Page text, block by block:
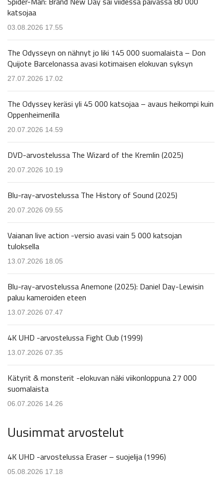
katsojaa
03.08.2026 17.55
The Odysseyn on nähnyt jo liki 145 000 suomalaista – Don
Quijote Barcelonassa avasi kotimaisen elokuvan syksyn
27.07.2026 17.02
The Odyssey keräsi yli 45 000 katsojaa – avaus heikompi kuin
Oppenheimerilla
20.07.2026 14.59
DVD-arvostelussa The Wizard of the Kremlin (2025)
20.07.2026 10.19
Blu-ray-arvostelussa The History of Sound (2025)
20.07.2026 09.55
Vaianan live action -versio avasi vain 5 000 katsojan
tuloksella
13.07.2026 18.05
Blu-ray-arvostelussa Anemone (2025): Daniel Day-Lewisin
paluu kameroiden eteen
13.07.2026 07.47
4K UHD -arvostelussa Fight Club (1999)
13.07.2026 07.35
Kätyrit & monsterit -elokuvan näki viikonloppuna 27 000
suomalaista
06.07.2026 14.26
Uusimmat arvostelut
4K UHD -arvostelussa Eraser – suojelija (1996)
05.08.2026 17.18